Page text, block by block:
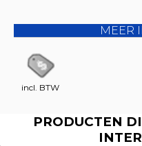
MEER
incl. BTW
PRODUCTEN